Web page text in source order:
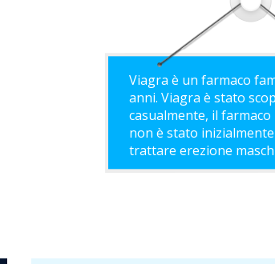
Viagra è un farmaco
anni. Viagra è stato
casualmente, il
non è stato
trattare erezione